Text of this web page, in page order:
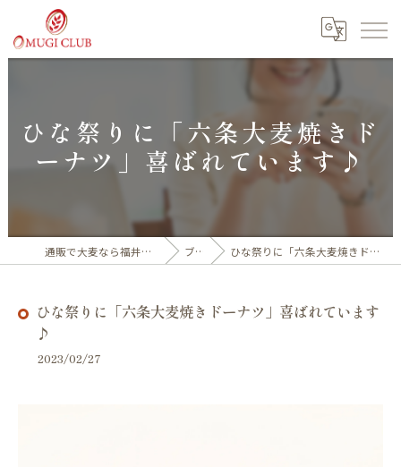
ひな祭りに「六条大麦焼きド
ーナツ」喜ばれています♪
通販で大麦なら福井産100%の大麦倶楽部 ブログ ひな祭りに「六条大麦焼きドーナツ」喜ばれています♪
ひな祭りに「六条大麦焼きドーナツ」喜ばれています
♪
2023/02/27